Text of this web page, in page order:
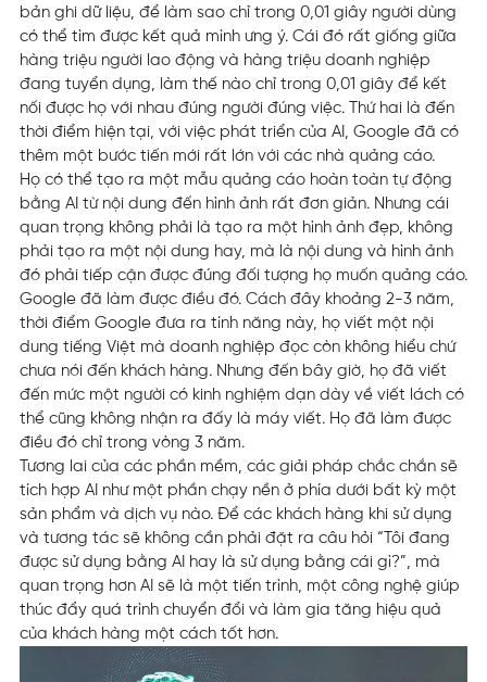
bản ghi dữ liệu, để làm sao chỉ trong 0,01 giây người dùng
có thể tìm được kết quả mình ưng ý. Cái đó rất giống giữa
hàng triệu người lao động và hàng triệu doanh nghiệp
đang tuyển dụng, làm thế nào chỉ trong 0,01 giây để kết
nối được họ với nhau đúng người đúng việc. Thứ hai là đến
thời điểm hiện tại, với việc phát triển của AI, Google đã có
thêm một bước tiến mới rất lớn với các nhà quảng cáo.
Họ có thể tạo ra một mẫu quảng cáo hoàn toàn tự động
bằng AI từ nội dung đến hình ảnh rất đơn giản. Nhưng cái
quan trọng không phải là tạo ra một hình ảnh đẹp, không
phải tạo ra một nội dung hay, mà là nội dung và hình ảnh
đó phải tiếp cận được đúng đối tượng họ muốn quảng cáo.
Google đã làm được điều đó. Cách đây khoảng 2-3 năm,
thời điểm Google đưa ra tính năng này, họ viết một nội
dung tiếng Việt mà doanh nghiệp đọc còn không hiểu chứ
chưa nói đến khách hàng. Nhưng đến bây giờ, họ đã viết
đến mức một người có kinh nghiệm dạn dày về viết lách có
thể cũng không nhận ra đấy là máy viết. Họ đã làm được
điều đó chỉ trong vòng 3 năm.
Tương lai của các phần mềm, các giải pháp chắc chắn sẽ
tích hợp AI như một phần chạy nền ở phía dưới bất kỳ một
sản phẩm và dịch vụ nào. Để các khách hàng khi sử dụng
và tương tác sẽ không cần phải đặt ra câu hỏi “Tôi đang
được sử dụng bằng AI hay là sử dụng bằng cái gì?”, mà
quan trọng hơn AI sẽ là một tiến trình, một công nghệ giúp
thúc đẩy quá trình chuyển đổi và làm gia tăng hiệu quả
của khách hàng một cách tốt hơn.